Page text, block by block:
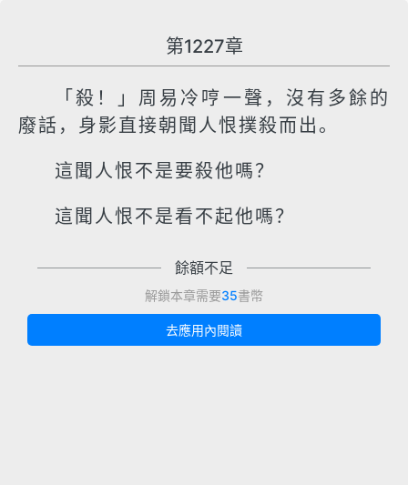
第1227章
「殺！」周易冷哼一聲，沒有多餘的
廢話，身影直接朝聞人恨撲殺而出。
這聞人恨不是要殺他嗎？
這聞人恨不是看不起他嗎？
餘額不足
解鎖本章需要35書幣
去應用內閱讀